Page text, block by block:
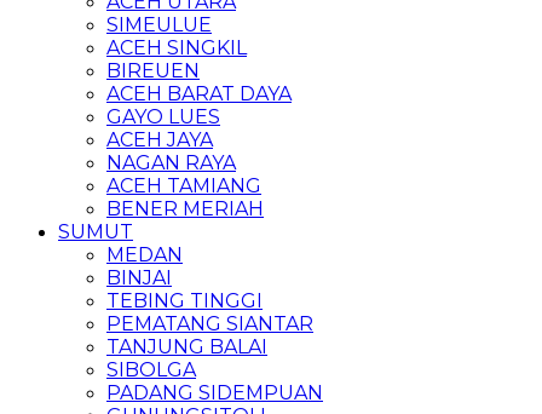
SIMEULUE
ACEH SINGKIL
BIREUEN
ACEH BARAT DAYA
GAYO LUES
ACEH JAYA
NAGAN RAYA
ACEH TAMIANG
BENER MERIAH
SUMUT
MEDAN
BINJAI
TEBING TINGGI
PEMATANG SIANTAR
TANJUNG BALAI
SIBOLGA
PADANG SIDEMPUAN